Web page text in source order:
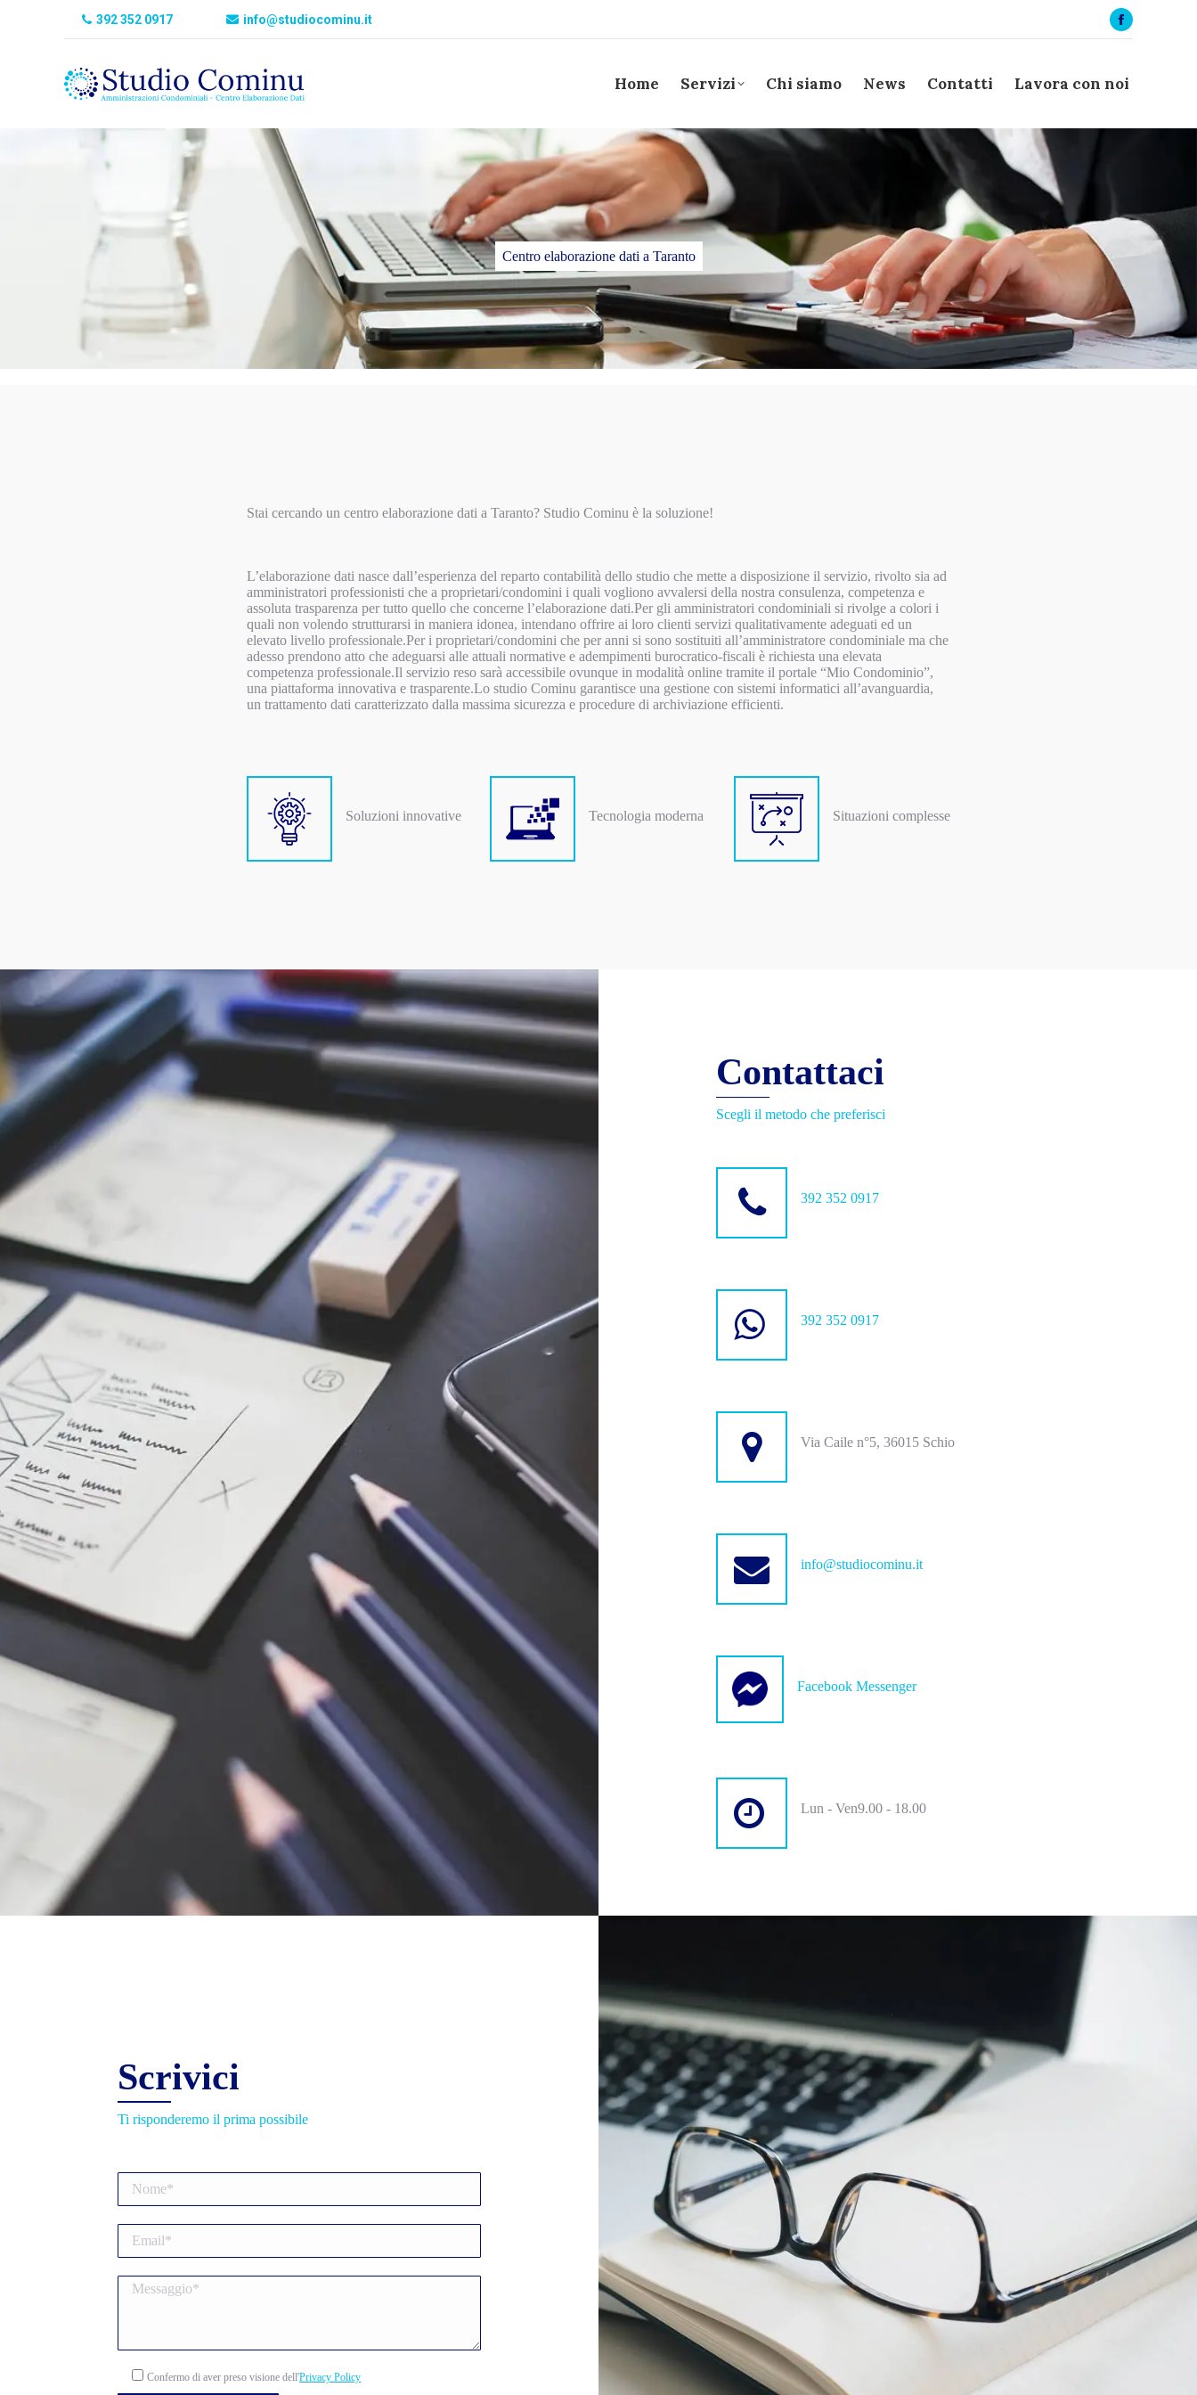
392 352 0917 info@studiocominu.it
Facebook
opens
Home Servizi Chi siamo News Contatti Lavora con noi
Centro elaborazione dati a Taranto
Stai cercando un centro elaborazione dati a Taranto? Studio Cominu è la soluzione!
L’elaborazione dati nasce dall’esperienza del reparto contabilità dello studio che mette a disposizione il servizio, rivolto sia ad
amministratori professionisti che a proprietari/condomini i quali vogliono avvalersi della nostra consulenza, competenza e
assoluta trasparenza per tutto quello che concerne l’elaborazione dati.Per gli amministratori condominiali si rivolge a colori i
quali non volendo strutturarsi in maniera idonea, intendano offrire ai loro clienti servizi qualitativamente adeguati ed un
elevato livello professionale.Per i proprietari/condomini che per anni si sono sostituiti all’amministratore condominiale ma che
adesso prendono atto che adeguarsi alle attuali normative e adempimenti burocratico-fiscali è richiesta una elevata
competenza professionale.Il servizio reso sarà accessibile ovunque in modalità online tramite il portale “Mio Condominio”,
una piattaforma innovativa e trasparente.Lo studio Cominu garantisce una gestione con sistemi informatici all’avanguardia,
un trattamento dati caratterizzato dalla massima sicurezza e procedure di archiviazione efficienti.
Soluzioni innovative Tecnologia moderna Situazioni complesse
Contattaci
Scegli il metodo che preferisci
392 352 0917
392 352 0917
Via Caile n°5, 36015 Schio
info@studiocominu.it
Facebook Messenger
Lun - Ven9.00 - 18.00
Scrivici
Ti risponderemo il prima possibile
Confermo di aver preso visione dell'Privacy Policy